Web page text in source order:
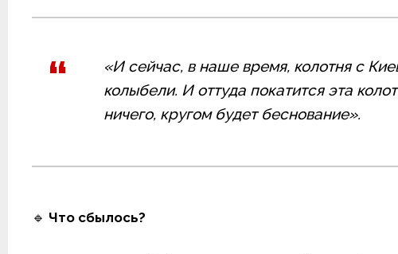
«И сейчас, в наше время, колотня с
колыбели. И оттуда покатится эта
ничего, кругом будет беснование».
🔹 Что сбылось?